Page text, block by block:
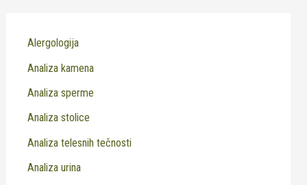
Alergologija
Analiza kamena
Analiza sperme
Analiza stolice
Analiza telesnih tečnosti
Analiza urina